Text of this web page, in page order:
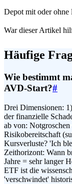
Depot mit oder ohne
War dieser Artikel
Häufige
Wie bestimmt
AVD-Start?#
Drei Dimensionen:
der finanzielle
ab von: Notgroschen
Risikobereitschaft
Kursverluste? 'Ich
Zeithorizont: Wann
Jahre = sehr langer
ETF ist die
'verschwindet'